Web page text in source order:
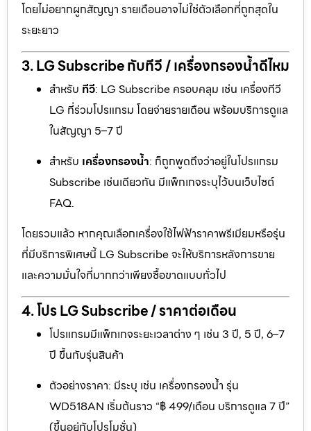
โดยไม่อยากผูกสัญญา รายเดือนอาจไม่ใช่ตัวเลือกที่ถูกสุดใน
ระยะยาว
3. LG Subscribe กับทีวี / เครื่องกรองน้ำดีไหม
สำหรับ ทีวี: LG Subscribe ครอบคลุม เช่น เครื่องทีวี
LG ที่ร่วมโปรแกรม โดยจ่ายรายเดือน พร้อมบริการดูแล
ในสัญญา 5–7 ปี
สำหรับ เครื่องกรองน้ำ: ก็ถูกพูดถึงว่าอยู่ในโปรแกรม
Subscribe เช่นเดียวกัน มีแพ็กเกจระบุไว้บนเว็บไซต์
FAQ.
โดยรวมแล้ว หากคุณเลือกเครื่องใช้ไฟฟ้าราคาพรีเมียมหรือรุ่น
ที่มีบริการพิเศษนี้ LG Subscribe จะให้บริการหลังการขาย
และความมั่นใจที่มากกว่าเพียงซื้อขาดแบบทั่วไป
4. โปร LG Subscribe / ราคาต่อเดือน
โปรแกรมมีแพ็กเกจระยะเวลาต่าง ๆ เช่น 3 ปี, 5 ปี, 6–7
ปี ขึ้นกับรุ่นสินค้า
ตัวอย่างราคา: มีระบุ เช่น เครื่องกรองน้ำ รุ่น
WD518AN เริ่มต้นราว “฿ 499/เดือน บริการดูแล 7 ปี”
(ขึ้นอยู่กับโปรโมชั่น)